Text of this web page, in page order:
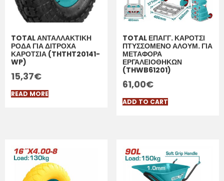
TOTAL ΑΝΤΑΛΛΑΚΤΙΚΗ
ΡΟΔΑ ΓΙΑ ΔΙΤΡΟΧΑ
ΚΑΡΟΤΣΙΑ (THTHT20141-
WP)
15,37€
READ MORE
TOTAL ΕΠΑΓΓ. ΚΑΡΟΤΣΙ
ΠΤΥΣΣΟΜΕΝΟ ΑΛΟΥΜ. ΓΙΑ
ΜΕΤΑΦΟΡΑ
ΕΡΓΑΛΕΙΟΘΗΚΩΝ
(THWB61201)
61,00€
ADD TO CART